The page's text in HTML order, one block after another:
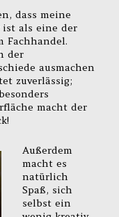
dass meine
als eine der
Fachhandel.
der
ausmachen
zuverlässig;
macht der
Außerdem
macht es
natürlich
Spaß, sich
selbst ein